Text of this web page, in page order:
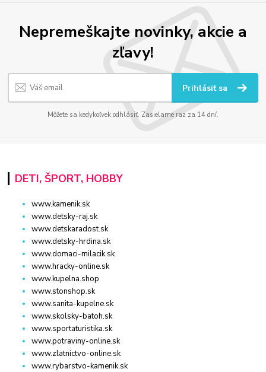
Nepremeškajte novinky, akcie a
zľavy!
Prihlásiť sa
Môžete sa kedykoľvek odhlásiť. Zasielame raz za 14 dní.
DETI, ŠPORT, HOBBY
www.kamenik.sk
www.detsky-raj.sk
www.detskaradost.sk
www.detsky-hrdina.sk
www.domaci-milacik.sk
www.hracky-online.sk
www.kupelna.shop
www.stonshop.sk
www.sanita-kupelne.sk
www.skolsky-batoh.sk
www.sportaturistika.sk
www.potraviny-online.sk
www.zlatnictvo-online.sk
www.rybarstvo-kamenik.sk